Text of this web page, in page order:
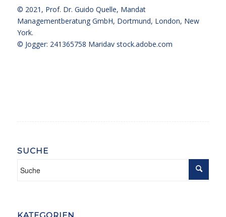
© 2021, Prof. Dr. Guido Quelle, Mandat
Managementberatung GmbH, Dortmund, London, New
York.
© Jogger: 241365758 Maridav stock.adobe.com
SUCHE